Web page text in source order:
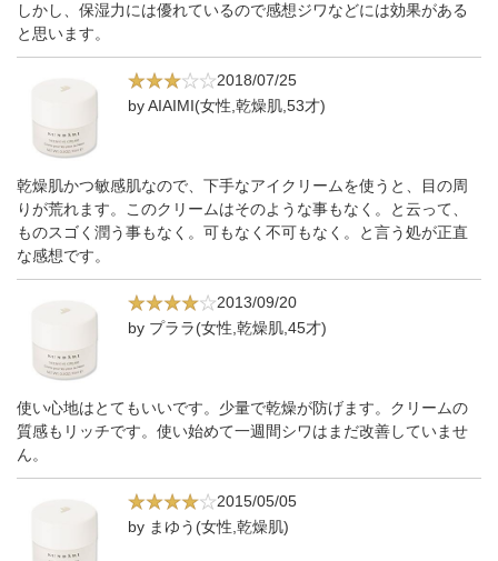
しかし、保湿力には優れているので感想ジワなどには効果がある
と思います。
2018/07/25
by AIAIMI(女性,乾燥肌,53才)
乾燥肌かつ敏感肌なので、下手なアイクリームを使うと、目の周
りが荒れます。このクリームはそのような事もなく。と云って、
ものスゴく潤う事もなく。可もなく不可もなく。と言う処が正直
な感想です。
2013/09/20
by プララ(女性,乾燥肌,45才)
使い心地はとてもいいです。少量で乾燥が防げます。クリームの
質感もリッチです。使い始めて一週間シワはまだ改善していませ
ん。
2015/05/05
by まゆう(女性,乾燥肌)